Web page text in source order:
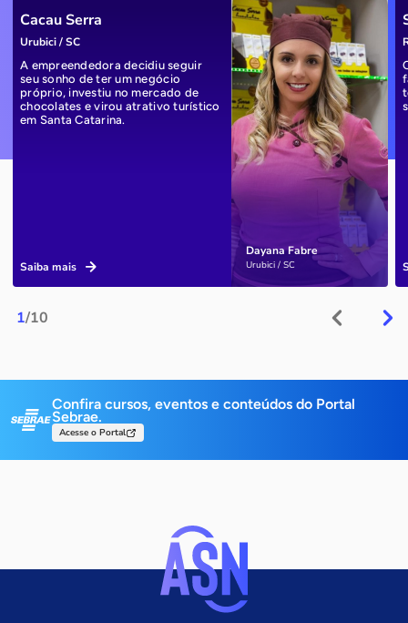
1/10
Dayana Fabre
Urubici / SC
Cacau Serra
Urubici / SC
A empreendedora decidiu seguir
seu sonho de ter um negócio
próprio, investiu no mercado de
chocolates e virou atrativo turístico
em Santa Catarina.
Saiba mais
Confira cursos, eventos e conteúdos do Portal
Sebrae.
Acesse o Portal